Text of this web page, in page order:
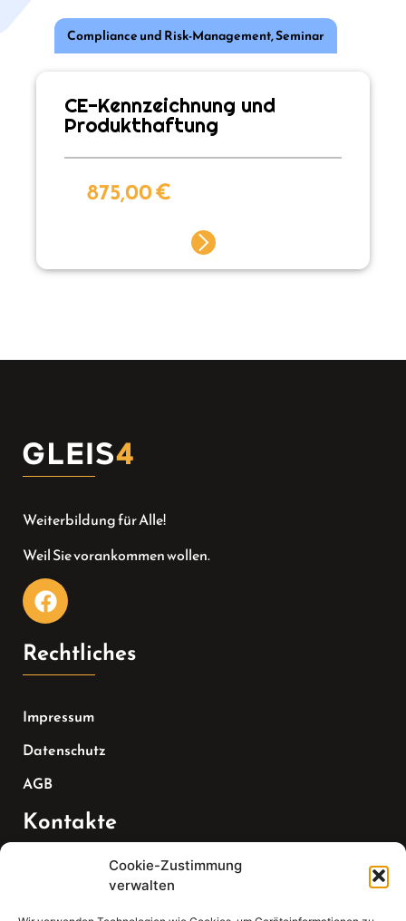
Cookie-Zustimmung
verwalten
Compliance und Risk-Management,Seminar
CE-Kennzeichnung und
Produkthaftung
875,00€
Weiterbildung für Alle!
Weil Sie vorankommen wollen.
Rechtliches
Impressum
Datenschutz
AGB
Kontakte